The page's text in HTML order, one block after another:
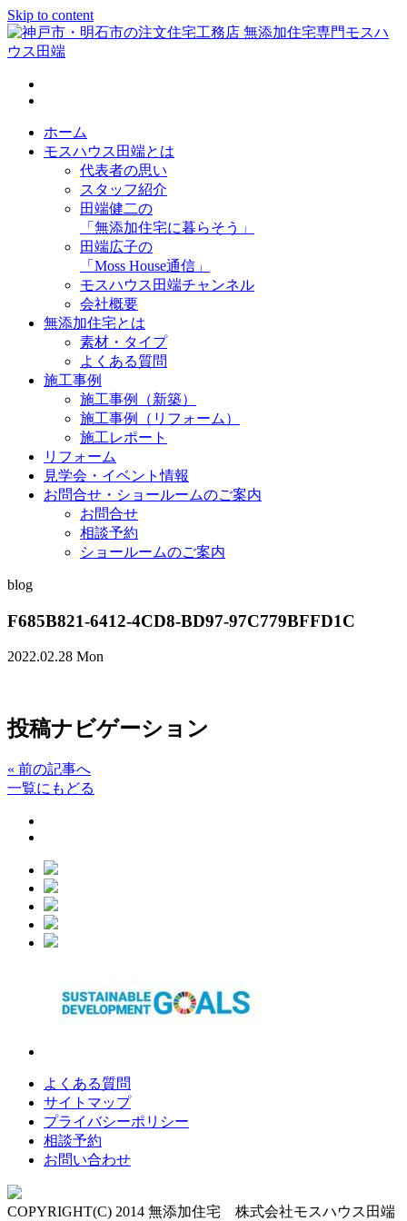
Skip to content
神戸市・明石市の注文住宅工務店 無添加住宅専門モスハウス
田端
ホーム
モスハウス田端とは
代表者の思い
スタッフ紹介
田端健二の
「無添加住宅に暮らそう」
田端広子の
「Moss House通信」
モスハウス田端チャンネル
会社概要
無添加住宅とは
素材・タイプ
よくある質問
施工事例
施工事例（新築）
施工事例（リフォーム）
施工レポート
リフォーム
見学会・イベント情報
お問合せ・ショールームのご案内
お問合せ
相談予約
ショールームのご案内
blog
F685B821-6412-4CD8-BD97-97C779BFFD1C
2022.02.28 Mon
投稿ナビゲーション
« 前の記事へ
一覧にもどる
よくある質問
サイトマップ
プライバシーポリシー
相談予約
お問い合わせ
COPYRIGHT(C) 2014 無添加住宅 株式会社モスハウス田端